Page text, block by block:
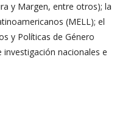
y Margen, entre otros); la
(MELL); el
y Políticas de Género
investigación nacionales e